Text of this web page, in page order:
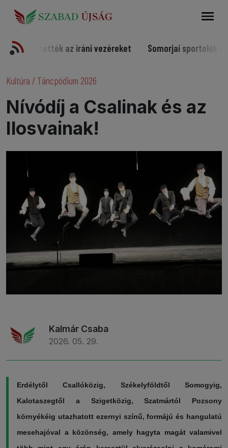
az iráni vezéreket Somorjai sportolók a világ
Kultúra / Táncpódium 2026
Nívódíj a Csalinak és az
Ilosvainak!
Kalmár Csaba
2026. 05. 29.
Erdélytől Csallóközig, Székelyföldtől Somogyig,
Kalotaszegtől a Szigetközig, Szatmártól Pozsony
környékéig utazhatott ezernyi színű, formájú és hangulatú
mesehajóval a közönség, amely hagyta magát valamivel